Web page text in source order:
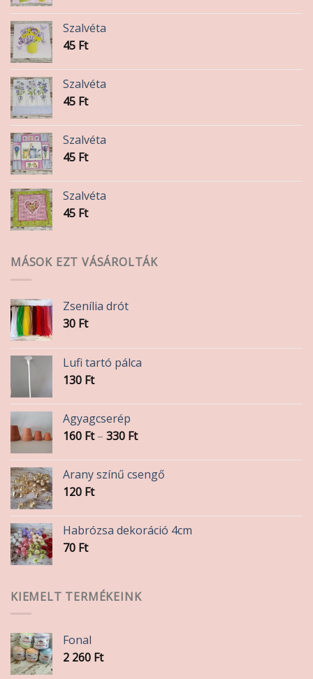
Szalvéta
45 Ft
Szalvéta
45 Ft
Szalvéta
45 Ft
Szalvéta
45 Ft
MÁSOK EZT VÁSÁROLTÁK
Zsenília drót
30 Ft
Lufi tartó pálca
130 Ft
Agyagcserép
160 Ft – 330 FtÁrtartomány:
-
330 Ft
Arany színű csengő
120 Ft
Habrózsa dekoráció 4cm
70 Ft
KIEMELT TERMÉKEINK
Fonal
2 260 Ft